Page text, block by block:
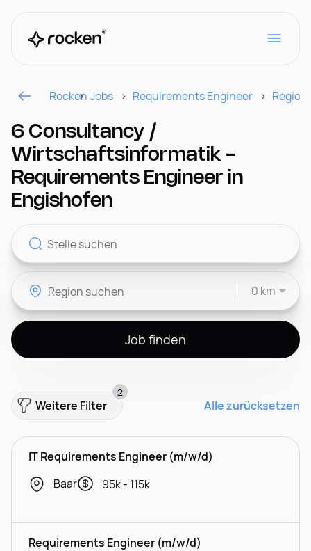
Für Arbeitgeber
Kontakt
CH
Rocken Jobs Requirements Engineer Region
6 Consultancy /
Wirtschaftsinformatik -
Requirements Engineer in
Engishofen
0 km
Job finden
Weitere Filter
2
Alle zurücksetzen
IT Requirements Engineer (m/w/d)
Baar
95k - 115k
Requirements Engineer (m/w/d)